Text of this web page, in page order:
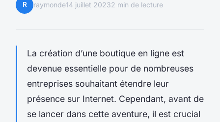
R raymonde14 juillet 20232 min de lecture
La création d’une boutique en ligne est
devenue essentielle pour de nombreuses
entreprises souhaitant étendre leur
présence sur Internet. Cependant, avant de
se lancer dans cette aventure, il est crucial